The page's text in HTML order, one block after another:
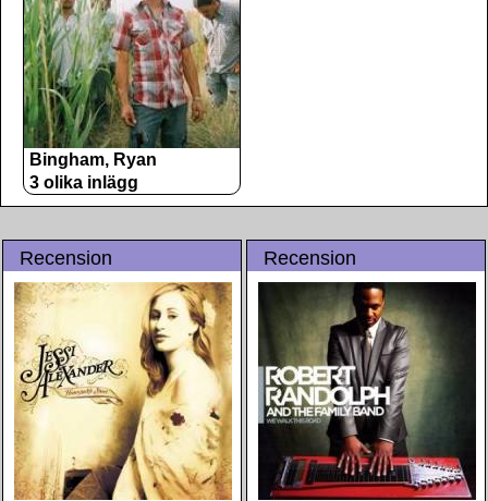
Bingham, Ryan
3 olika inlägg
Recension Recension